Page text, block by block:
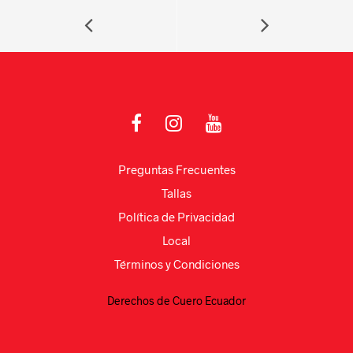
ar
tir
Preguntas Frecuentes
Tallas
Política de Privacidad
Local
Términos y Condiciones
Derechos de Cuero Ecuador